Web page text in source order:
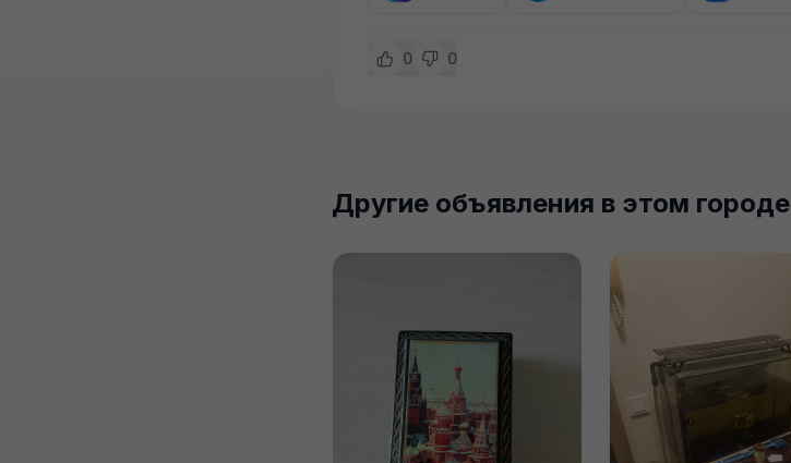
0 0
Другие объявления в этом городе